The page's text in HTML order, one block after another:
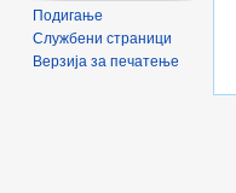
Подигање
Службени страници
Верзија за печатење